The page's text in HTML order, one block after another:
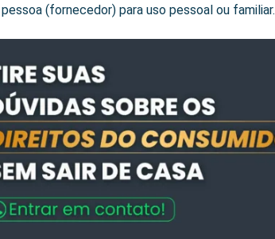
(fornecedor) para uso pessoal ou familiar.